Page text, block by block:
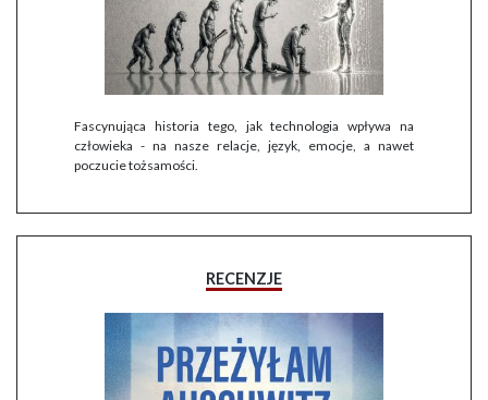
Fascynująca historia tego, jak technologia wpływa na
człowieka - na nasze relacje, język, emocje, a nawet
poczucie tożsamości.
RECENZJE